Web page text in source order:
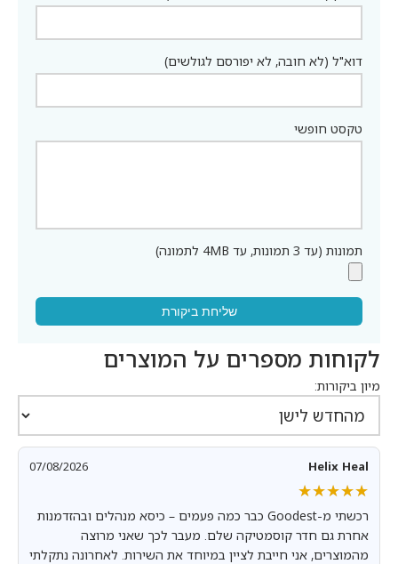
דוא"ל (לא חובה, לא יפורסם לגולשים)
טקסט חופשי
תמונות (עד 3 תמונות, עד 4MB לתמונה)
שליחת ביקורת
לקוחות מספרים על המוצרים
מיון ביקורות:
Helix Heal
07/08/2026
★★★★★
★★★★★
רכשתי מ-Goodest כבר כמה פעמים – כיסא מנהלים ובהזדמנות
אחרת גם חדר קוסמטיקה שלם. מעבר לכך שאני מרוצה
מהמוצרים, אני חייבת לציין במיוחד את השירות. לאחרונה נתקלתי